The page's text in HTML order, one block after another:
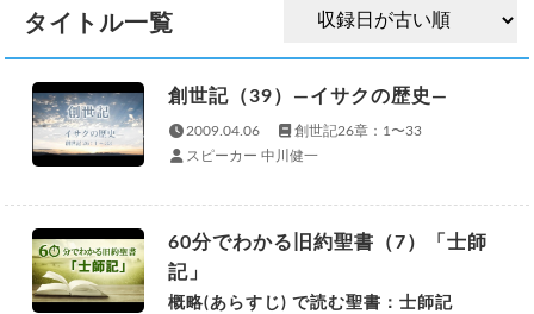
タイトル一覧
創世記（39）—イサクの歴史—
2009.04.06
創世記26章：1〜33
スピーカー 中川健一
60分でわかる旧約聖書（7）「士師
記」
概略(あらすじ) で読む聖書：士師記